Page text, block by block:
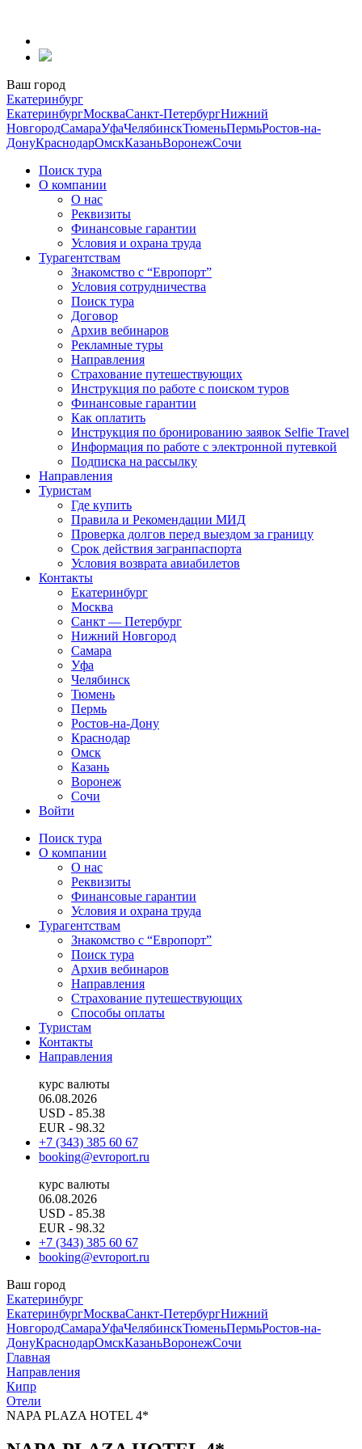
содержанию
Ваш город
Екатеринбург
ЕкатеринбургМоскваСанкт-ПетербургНижний
НовгородСамараУфаЧелябинскТюменьПермьРостов-на-
ДонуКраснодарОмскКазаньВоронежСочи
Поиск тура
О компании
О нас
Реквизиты
Финансовые гарантии
Условия и охрана труда
Турагентствам
Знакомство с “Европорт”
Условия сотрудничества
Поиск тура
Договор
Архив вебинаров
Рекламные туры
Направления
Страхование путешествующих
Инструкция по работе с поиском туров
Финансовые гарантии
Как оплатить
Инструкция по бронированию заявок Selfie Travel
Информация по работе с электронной путевкой
Подписка на рассылку
Направления
Туристам
Где купить
Правила и Рекомендации МИД
Проверка долгов перед выездом за границу
Срок действия загранпаспорта
Условия возврата авиабилетов
Контакты
Екатеринбург
Москва
Санкт — Петербург
Нижний Новгород
Самара
Уфа
Челябинск
Тюмень
Пермь
Ростов-на-Дону
Краснодар
Омск
Казань
Воронеж
Сочи
Войти
Поиск тура
О компании
О нас
Реквизиты
Финансовые гарантии
Условия и охрана труда
Турагентствам
Знакомство с “Европорт”
Поиск тура
Архив вебинаров
Направления
Страхование путешествующих
Способы оплаты
Туристам
Контакты
Направления
курс валюты
06.08.2026
USD - 85.38
EUR - 98.32
+7 (343) 385 60 67
booking@evroport.ru
курс валюты
06.08.2026
USD - 85.38
EUR - 98.32
+7 (343) 385 60 67
booking@evroport.ru
Ваш город
Екатеринбург
ЕкатеринбургМоскваСанкт-ПетербургНижний
НовгородСамараУфаЧелябинскТюменьПермьРостов-на-
ДонуКраснодарОмскКазаньВоронежСочи
Главная
Направления
Кипр
Отели
NAPA PLAZA HOTEL 4*